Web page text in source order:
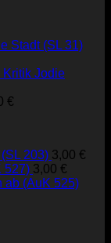
Stadt (SL 31)
Kritik Jodie
€
203) 3,00 €
527) 3,00 €
ab (AuK 525)